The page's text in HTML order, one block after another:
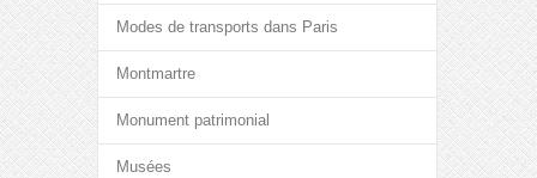
Modes de transports dans Paris
Montmartre
Monument patrimonial
Musées